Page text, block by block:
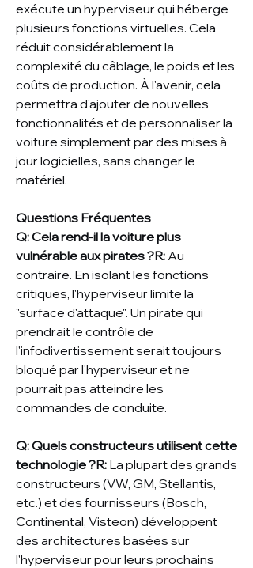
exécute un hyperviseur qui héberge
plusieurs fonctions virtuelles. Cela
réduit considérablement la
complexité du câblage, le poids et les
coûts de production. À l'avenir, cela
permettra d'ajouter de nouvelles
fonctionnalités et de personnaliser la
voiture simplement par des mises à
jour logicielles, sans changer le
matériel.
Questions Fréquentes
Q: Cela rend-il la voiture plus
vulnérable aux pirates ?R: Au
contraire. En isolant les fonctions
critiques, l'hyperviseur limite la
"surface d'attaque". Un pirate qui
prendrait le contrôle de
l'infodivertissement serait toujours
bloqué par l'hyperviseur et ne
pourrait pas atteindre les
commandes de conduite.
Q: Quels constructeurs utilisent cette
technologie ?R: La plupart des grands
constructeurs (VW, GM, Stellantis,
etc.) et des fournisseurs (Bosch,
Continental, Visteon) développent
des architectures basées sur
l'hyperviseur pour leurs prochains